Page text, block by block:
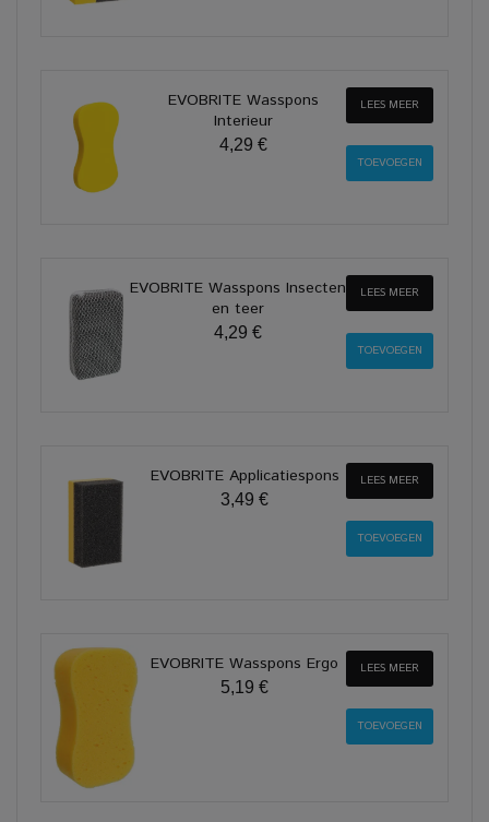
EVOBRITE Wasspons
Interieur
4,29 €
LEES MEER
EVOBRITE Wasspons Insecten
en teer
4,29 €
LEES MEER
EVOBRITE Applicatiespons
3,49 €
LEES MEER
EVOBRITE Wasspons Ergo
5,19 €
LEES MEER